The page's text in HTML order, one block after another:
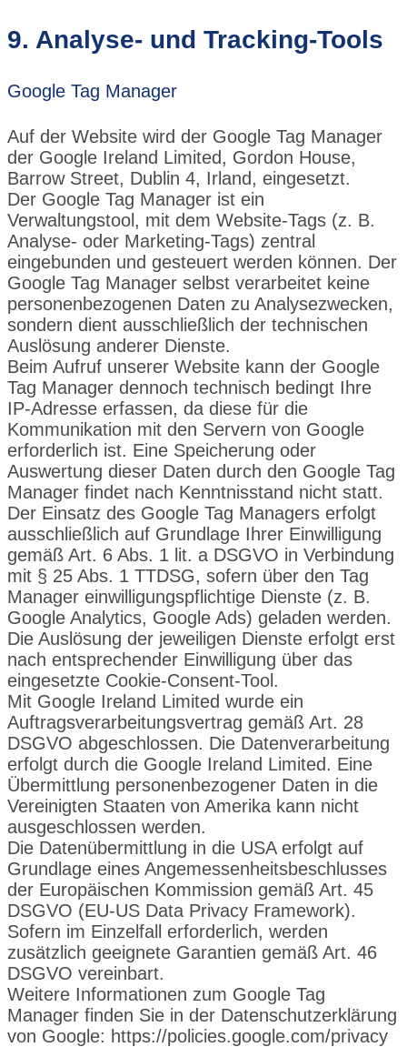
9. Analyse- und Tracking-Tools
Google Tag Manager
Auf der Website wird der Google Tag Manager
der Google Ireland Limited, Gordon House,
Barrow Street, Dublin 4, Irland, eingesetzt.
Der Google Tag Manager ist ein
Verwaltungstool, mit dem Website-Tags (z. B.
Analyse- oder Marketing-Tags) zentral
eingebunden und gesteuert werden können. Der
Google Tag Manager selbst verarbeitet keine
personenbezogenen Daten zu Analysezwecken,
sondern dient ausschließlich der technischen
Auslösung anderer Dienste.
Beim Aufruf unserer Website kann der Google
Tag Manager dennoch technisch bedingt Ihre
IP-Adresse erfassen, da diese für die
Kommunikation mit den Servern von Google
erforderlich ist. Eine Speicherung oder
Auswertung dieser Daten durch den Google Tag
Manager findet nach Kenntnisstand nicht statt.
Der Einsatz des Google Tag Managers erfolgt
ausschließlich auf Grundlage Ihrer Einwilligung
gemäß Art. 6 Abs. 1 lit. a DSGVO in Verbindung
mit § 25 Abs. 1 TTDSG, sofern über den Tag
Manager einwilligungspflichtige Dienste (z. B.
Google Analytics, Google Ads) geladen werden.
Die Auslösung der jeweiligen Dienste erfolgt erst
nach entsprechender Einwilligung über das
eingesetzte Cookie-Consent-Tool.
Mit Google Ireland Limited wurde ein
Auftragsverarbeitungsvertrag gemäß Art. 28
DSGVO abgeschlossen. Die Datenverarbeitung
erfolgt durch die Google Ireland Limited. Eine
Übermittlung personenbezogener Daten in die
Vereinigten Staaten von Amerika kann nicht
ausgeschlossen werden.
Die Datenübermittlung in die USA erfolgt auf
Grundlage eines Angemessenheitsbeschlusses
der Europäischen Kommission gemäß Art. 45
DSGVO (EU‑US Data Privacy Framework).
Sofern im Einzelfall erforderlich, werden
zusätzlich geeignete Garantien gemäß Art. 46
DSGVO vereinbart.
Weitere Informationen zum Google Tag
Manager finden Sie in der Datenschutzerklärung
von Google: https://policies.google.com/privacy